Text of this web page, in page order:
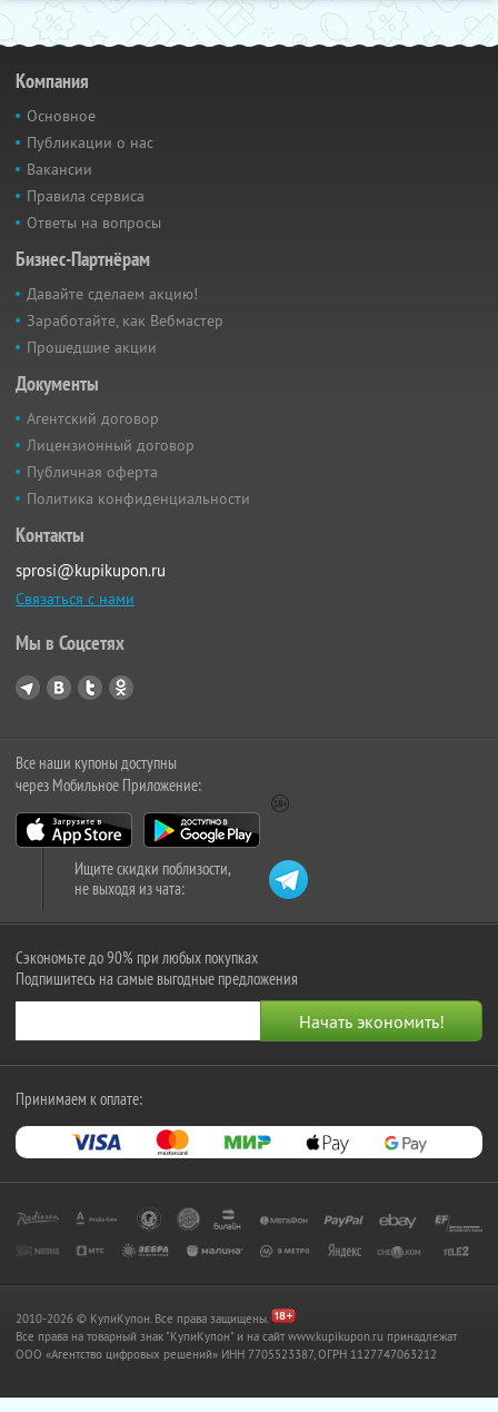
Компания
Основное
Публикации о нас
Вакансии
Правила сервиса
Ответы на вопросы
Бизнес-Партнёрам
Давайте сделаем акцию!
Заработайте, как Вебмастер
Прошедшие акции
Документы
Агентский договор
Лицензионный договор
Публичная оферта
Политика конфиденциальности
Контакты
sprosi@kupikupon.ru
Связаться с нами
Мы в Соцсетях
Все наши купоны доступны
через Мобильное Приложение:
Ищите скидки поблизости,
не выходя из чата:
Сэкономьте до 90% при любых покупках
Подпишитесь на самые выгодные предложения
Принимаем к оплате:
2010-2026 © КупиКупон. Все права защищены.
Все права на товарный знак "КупиКупон" и на сайт www.kupikupon.ru принадлежат
OOO «Агентство цифровых решений» ИНН 7705523387, ОГРН 1127747063212